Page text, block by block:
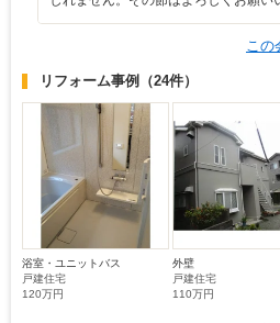
この
リフォーム事例 （24件）
浴室・ユニットバス
戸建住宅
120万円
外壁
戸建住宅
110万円